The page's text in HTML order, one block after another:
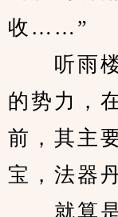
收……”
听雨楼
的势力，
前，其主
宝，法器
就算是